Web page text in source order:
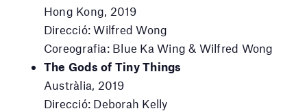
Hong Kong, 2019
Direcció: Wilfred Wong
Coreografia: Blue Ka Wing & Wilfred Wong
The Gods of Tiny Things
Austràlia, 2019
Direcció: Deborah Kelly